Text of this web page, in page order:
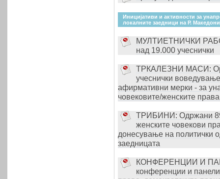
Иницијативи и активности за
локалните заедници на Р.
МУЛТИЕТНИЧКИ
над 19.000 учеснички
ТРКАЛЕЗНИ МАСИ:
учеснички
афирмативни мерки - за
човековите/женските
ТРИБИНИ: Одржани 89
женските човекови
донесување на политички
заедницата
КОНФЕРЕНЦИИ И
конференции и